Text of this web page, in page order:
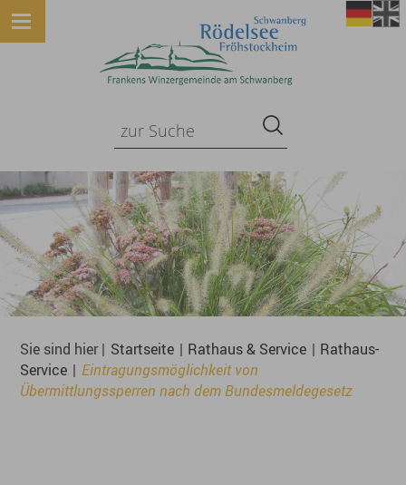
Sie sind hier | Startseite | Rathaus & Service | Rathaus-
Service | Eintragungsmöglichkeit von
Übermittlungssperren nach dem Bundesmeldegesetz